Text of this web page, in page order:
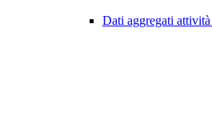
Dati aggregati